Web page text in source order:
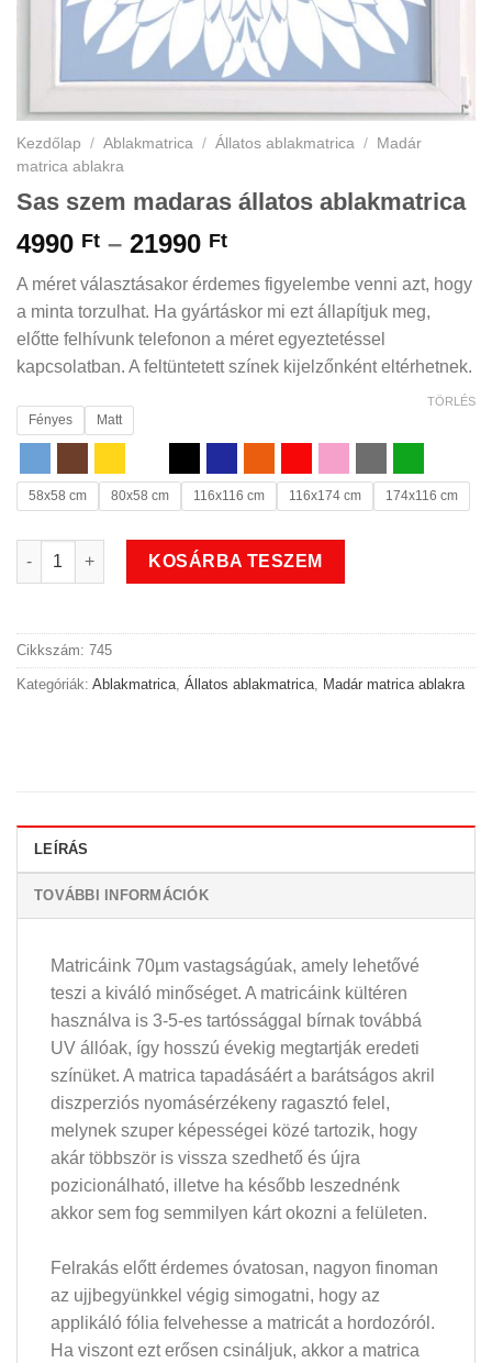
Kezdőlap / Ablakmatrica / Állatos ablakmatrica /
Madár
matrica ablakra
Sas szem madaras állatos ablakmatrica
4990 Ft – 21990 FtÁrtartomány:
-
21990 Ft
A méret választásakor érdemes figyelembe venni azt, hogy
a minta torzulhat. Ha gyártáskor mi ezt állapítjuk meg,
előtte felhívunk telefonon a méret egyeztetéssel
kapcsolatban. A feltüntetett színek kijelzőnként eltérhetnek.
Fényes Matt
58x58 cm 80x58 cm 116x116 cm 116x174 cm 174x116 cm
TÖRLÉS
Sas szem madaras állatos ablakmatrica mennyiség
KOSÁRBA TESZEM
Cikkszám: 745
Kategóriák: Ablakmatrica Állatos ablakmatrica Madár matrica ablakra
LEÍRÁS
TOVÁBBI INFORMÁCIÓK
Matricáink 70µm vastagságúak, amely lehetővé
teszi a kiváló minőséget. A matricáink kültéren
használva is 3-5-es tartóssággal bírnak továbbá
UV állóak, így hosszú évekig megtartják eredeti
színüket. A matrica tapadásáért a barátságos akril
diszperziós nyomásérzékeny ragasztó felel,
melynek szuper képességei közé tartozik, hogy
akár többször is vissza szedhető és újra
pozicionálható, illetve ha később leszednénk
akkor sem fog semmilyen kárt okozni a felületen.
Felrakás előtt érdemes óvatosan, nagyon finoman
az ujjbegyünkkel végig simogatni, hogy az
applikáló fólia felvehesse a matricát a hordozóról.
Ha viszont ezt erősen csináljuk, akkor a matrica